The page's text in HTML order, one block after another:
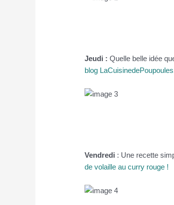
Jeudi : Quelle belle idée
blog
Vendredi : Une recette
de volaille au curry rouge !